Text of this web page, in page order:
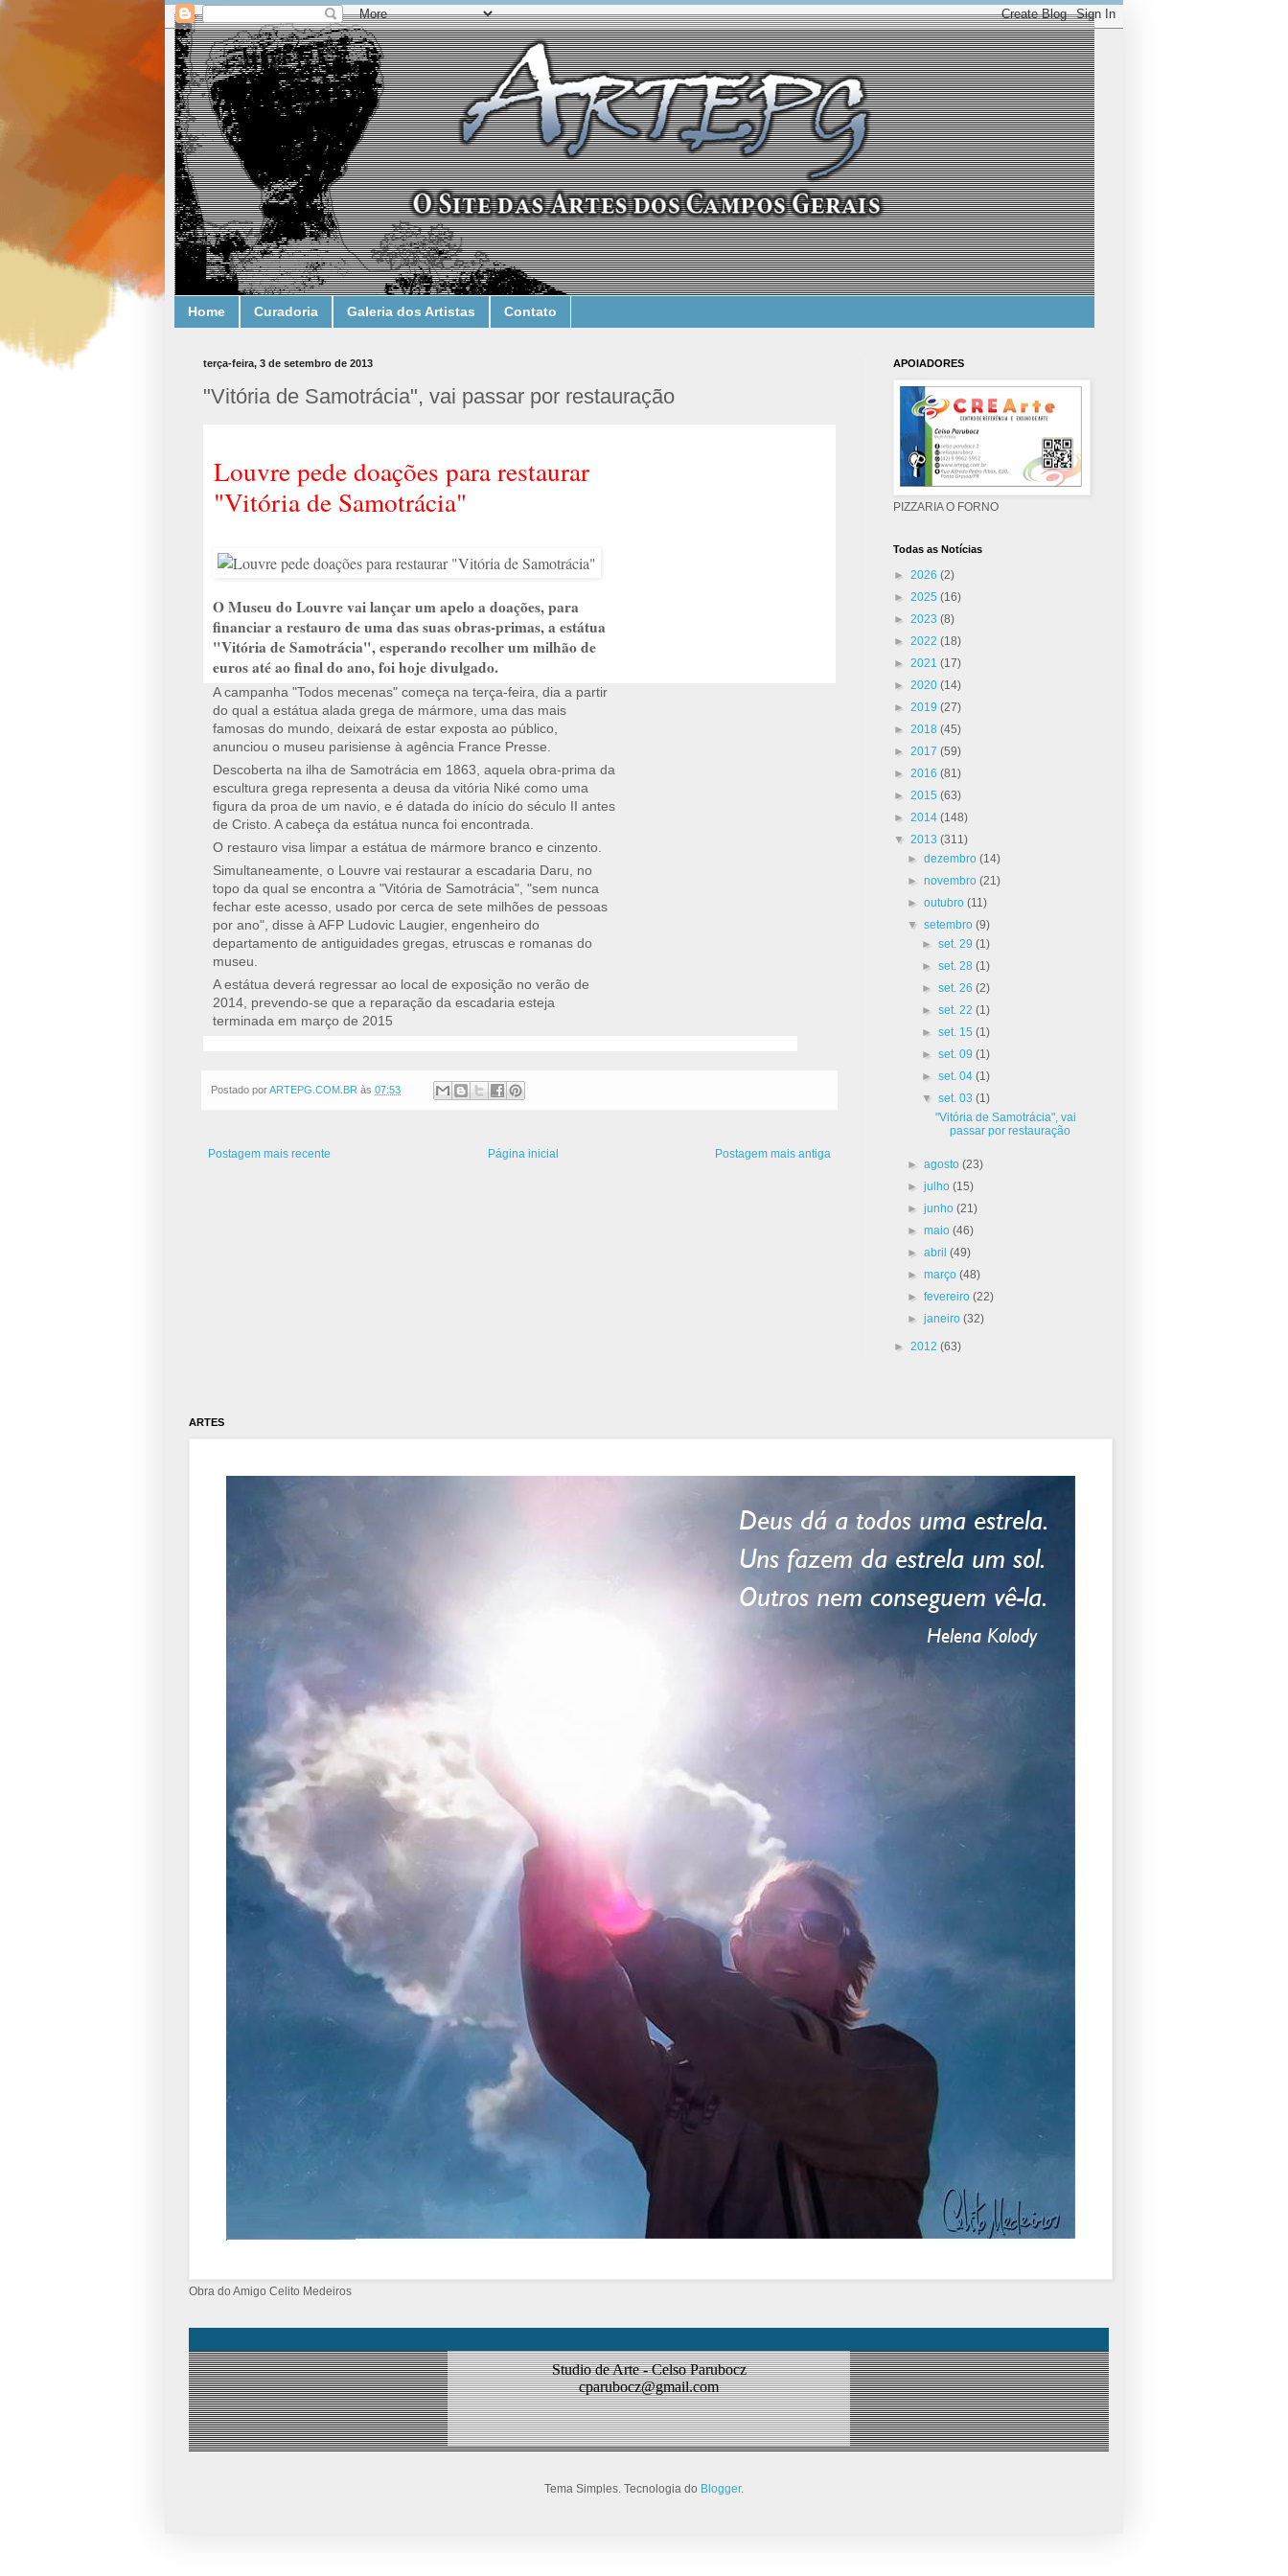
Home Curadoria Galeria dos Artistas Contato
terça-feira, 3 de setembro de 2013
"Vitória de Samotrácia", vai passar por restauração
Louvre pede doações para restaurar
"Vitória de Samotrácia"
O Museu do Louvre vai lançar um apelo a doações, para
financiar a restauro de uma das suas obras-primas, a estátua
"Vitória de Samotrácia", esperando recolher um milhão de
euros até ao final do ano, foi hoje divulgado.
A campanha "Todos mecenas" começa na terça-feira, dia a partir
do qual a estátua alada grega de mármore, uma das mais
famosas do mundo, deixará de estar exposta ao público,
anunciou o museu parisiense à agência France Presse.
Descoberta na ilha de Samotrácia em 1863, aquela obra-prima da
escultura grega representa a deusa da vitória Niké como uma
figura da proa de um navio, e é datada do início do século II antes
de Cristo. A cabeça da estátua nunca foi encontrada.
O restauro visa limpar a estátua de mármore branco e cinzento.
Simultaneamente, o Louvre vai restaurar a escadaria Daru, no
topo da qual se encontra a "Vitória de Samotrácia", "sem nunca
fechar este acesso, usado por cerca de sete milhões de pessoas
por ano", disse à AFP Ludovic Laugier, engenheiro do
departamento de antiguidades gregas, etruscas e romanas do
museu.
A estátua deverá regressar ao local de exposição no verão de
2014, prevendo-se que a reparação da escadaria esteja
terminada em março de 2015
Postado porARTEPG.COM.BR às 07:53
Postagem mais recente Postagem mais antiga
Página inicial
APOIADORES
PIZZARIA O FORNO
Todas as Notícias
► 2026 (2)
► 2025 (16)
► 2023 (8)
► 2022 (18)
► 2021 (17)
► 2020 (14)
► 2019 (27)
► 2018 (45)
► 2017 (59)
► 2016 (81)
► 2015 (63)
► 2014 (148)
▼ 2013 (311)
►dezembro(14)
►novembro(21)
►outubro(11)
▼setembro(9)
► set. 29 (1)
► set. 28 (1)
► set. 26 (2)
► set. 22 (1)
► set. 15 (1)
► set. 09 (1)
► set. 04 (1)
▼ set. 03 (1)
"Vitória de Samotrácia", vai
passar por restauração
►agosto(23)
►julho(15)
►junho(21)
►maio(46)
►abril(49)
►março(48)
►fevereiro(22)
►janeiro(32)
► 2012 (63)
ARTES
Obra do Amigo Celito Medeiros
Studio de Arte - Celso Parubocz
cparubocz@gmail.com
Tema Simples. Tecnologia do Blogger.